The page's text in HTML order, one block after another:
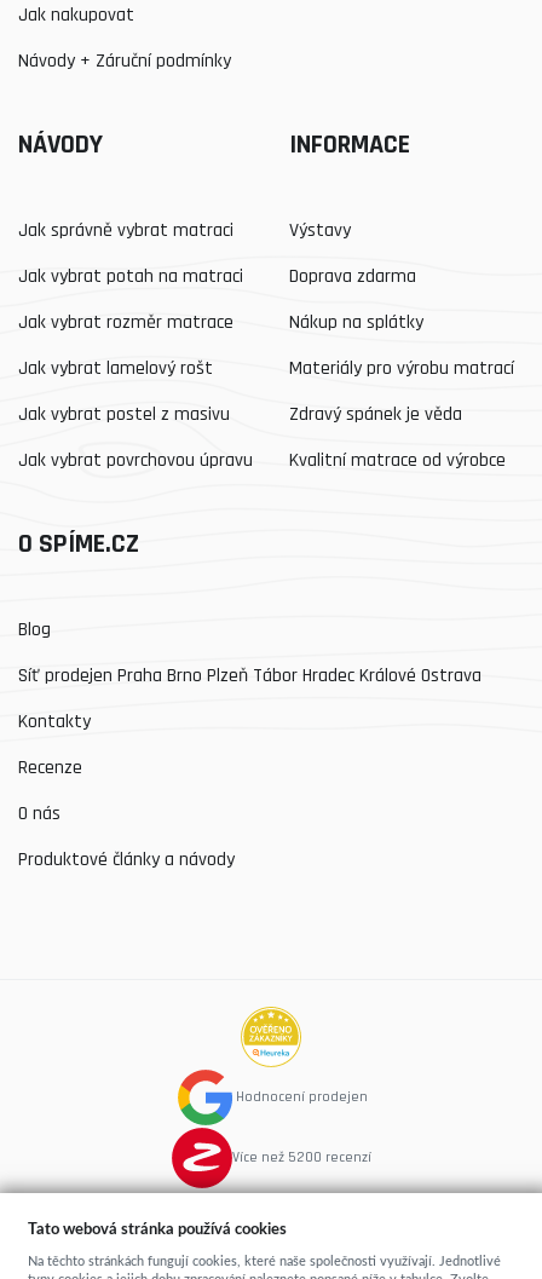
Jak nakupovat
Návody + Záruční podmínky
NÁVODY
Jak správně vybrat matraci
Jak vybrat potah na matraci
Jak vybrat rozměr matrace
Jak vybrat lamelový rošt
Jak vybrat postel z masivu
Jak vybrat povrchovou úpravu
INFORMACE
Výstavy
Doprava zdarma
Nákup na splátky
Materiály pro výrobu matrací
Zdravý spánek je věda
Kvalitní matrace od výrobce
O SPÍME.CZ
Blog
Síť prodejen Praha Brno Plzeň Tábor Hradec Králové Ostrava
Kontakty
Recenze
O nás
Produktové články a návody
Hodnocení prodejen
Více než 5200 recenzí
Tato webová stránka používá cookies
Na těchto stránkách fungují cookies, které naše společnosti využívají. Jednotlivé